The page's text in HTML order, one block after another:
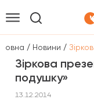
/ Новини /
Зіркова
подушку»
13.12.2014